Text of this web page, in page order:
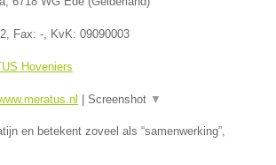
, Fax: -, KvK: 09090003
Hoveniers
Screenshot ▼
en betekent zoveel als “samenwerking”,